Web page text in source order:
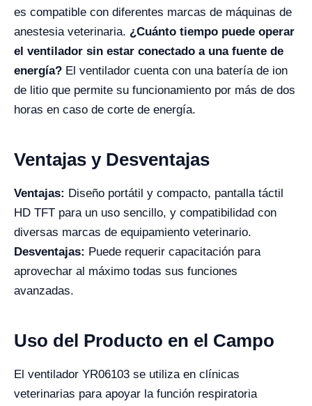
es compatible con diferentes marcas de máquinas de
anestesia veterinaria. ¿Cuánto tiempo puede operar
el ventilador sin estar conectado a una fuente de
energía? El ventilador cuenta con una batería de ion
de litio que permite su funcionamiento por más de dos
horas en caso de corte de energía.
Ventajas y Desventajas
Ventajas: Diseño portátil y compacto, pantalla táctil
HD TFT para un uso sencillo, y compatibilidad con
diversas marcas de equipamiento veterinario.
Desventajas: Puede requerir capacitación para
aprovechar al máximo todas sus funciones
avanzadas.
Uso del Producto en el Campo
El ventilador YR06103 se utiliza en clínicas
veterinarias para apoyar la función respiratoria